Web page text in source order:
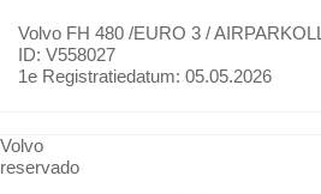
Volvo FH 480 /EURO 3 / AIRPARKOLL
ID: V558027
1e Registratiedatum: 05.05.2026
Volvo
reservado